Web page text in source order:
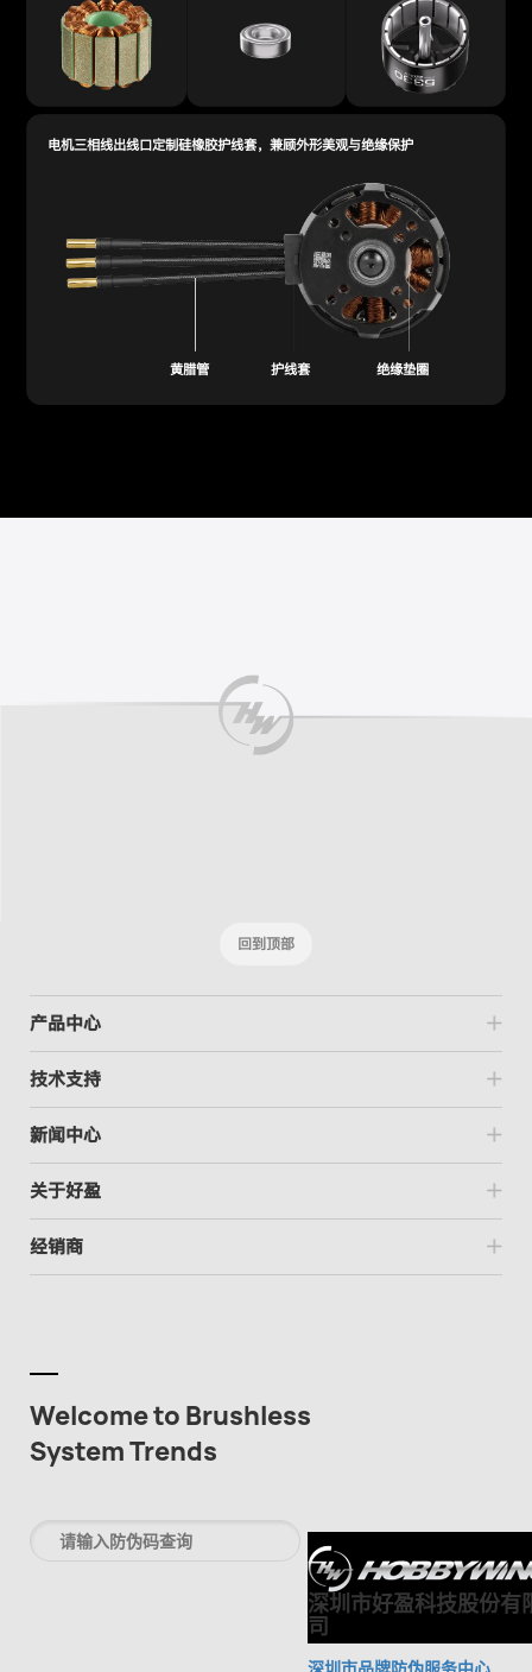
电机三相线出线口定制硅橡胶护线套，兼顾外形美观与绝缘保护
黄腊管 护线套 绝缘垫圈
回到顶部
产品中心
技术支持
新闻中心
关于好盈
经销商
Welcome to Brushless
System Trends
深圳市好盈科技股份有
司
深圳市品牌防伪服务中心